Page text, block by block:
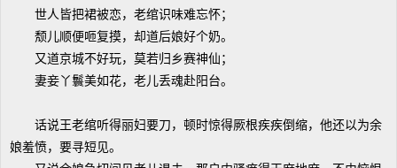
世人皆把裙被恋，老绾识味难忘怀；
颓儿顺便咂复摸，却道后娘好个奶。
又道京城不好玩，莫若归乡赛神仙；
妻妾丫鬟美如花，老儿丢魂赴阳台。
话说王老绾听得丽妇要刀，顿时惊得厥根疾疾倒缩，他还以为余
娘羞愤，要寻短见。